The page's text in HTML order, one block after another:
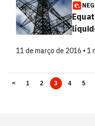
11 de março de 2016 • 1
< 1 2 3 4 5